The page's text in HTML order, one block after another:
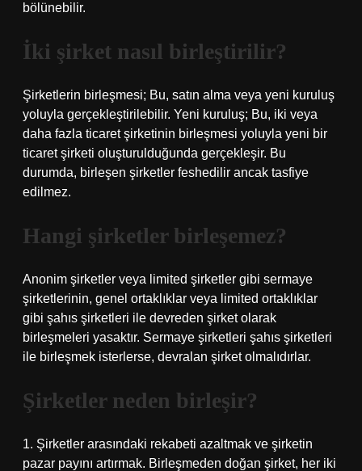
bölünebilir.
İki şirket nasıl birleştirilir?
Şirketlerin birleşmesi; Bu, satın alma veya yeni kuruluş
yoluyla gerçekleştirilebilir. Yeni kuruluş; Bu, iki veya
daha fazla ticaret şirketinin birleşmesi yoluyla yeni bir
ticaret şirketi oluşturulduğunda gerçekleşir. Bu
durumda, birleşen şirketler feshedilir ancak tasfiye
edilmez.
Hangi şirketler birleşemez?
Anonim şirketler veya limited şirketler gibi sermaye
şirketlerinin, genel ortaklıklar veya limited ortaklıklar
gibi şahıs şirketleri ile devreden şirket olarak
birleşmeleri yasaktır. Sermaye şirketleri şahıs şirketleri
ile birleşmek isterlerse, devralan şirket olmalıdırlar.
Şirketler neden birleşir?
1. Şirketler arasındaki rekabeti azaltmak ve şirketin
pazar payını artırmak. Birleşmeden doğan şirket, her iki